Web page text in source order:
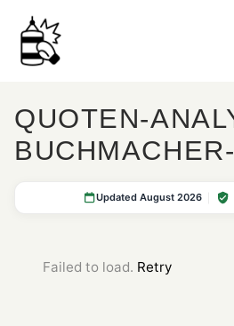
QUOTEN-
Updated August 2026
Failed to load. Retry